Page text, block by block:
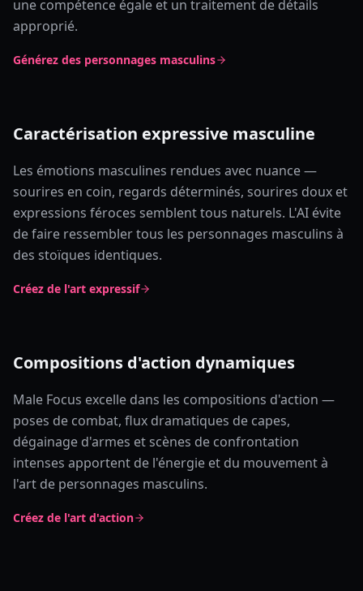
une compétence égale et un traitement de détails
approprié.
Générez des personnages masculins
Caractérisation expressive masculine
Les émotions masculines rendues avec nuance —
sourires en coin, regards déterminés, sourires doux et
expressions féroces semblent tous naturels. L'AI évite
de faire ressembler tous les personnages masculins à
des stoïques identiques.
Créez de l'art expressif
Compositions d'action dynamiques
Male Focus excelle dans les compositions d'action —
poses de combat, flux dramatiques de capes,
dégainage d'armes et scènes de confrontation
intenses apportent de l'énergie et du mouvement à
l'art de personnages masculins.
Créez de l'art d'action